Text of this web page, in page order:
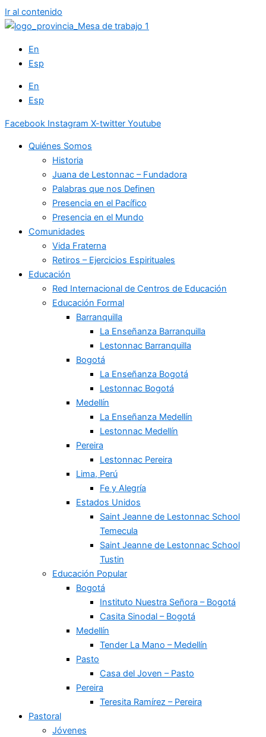
Ir al contenido
En
Esp
En
Esp
Facebook Instagram X-twitter Youtube
Quiénes Somos
Historia
Juana de Lestonnac – Fundadora
Palabras que nos Definen
Presencia en el Pacífico
Presencia en el Mundo
Comunidades
Vida Fraterna
Retiros – Ejercicios Espirituales
Educación
Red Internacional de Centros de Educación
Educación Formal
Barranquilla
La Enseñanza Barranquilla
Lestonnac Barranquilla
Bogotá
La Enseñanza Bogotá
Lestonnac Bogotá
Medellín
La Enseñanza Medellín
Lestonnac Medellín
Pereira
Lestonnac Pereira
Lima, Perú
Fe y Alegría
Estados Unidos
Saint Jeanne de Lestonnac School
Temecula
Saint Jeanne de Lestonnac School
Tustin
Educación Popular
Bogotá
Instituto Nuestra Señora – Bogotá
Casita Sinodal – Bogotá
Medellín
Tender La Mano – Medellín
Pasto
Casa del Joven – Pasto
Pereira
Teresita Ramírez – Pereira
Pastoral
Jóvenes